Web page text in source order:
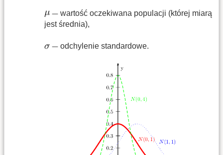
wartość oczekiwana populacji (której miarą
jest średnia),
odchylenie standardowe.